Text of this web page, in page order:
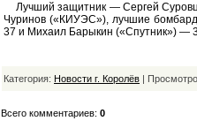
Лучший защитник — Сергей
Чуринов («КИУЭС»), лучшие
37 и Михаил Барыкин («Спутник») —
Категория: Новости г. Королёв |
Всего комментариев: 0